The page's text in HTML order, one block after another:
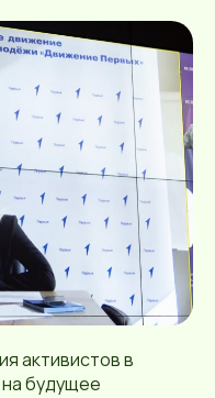
активистов в
будущее